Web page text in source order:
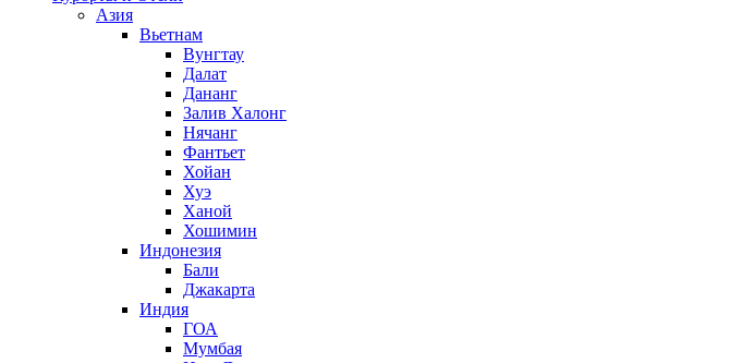
Азия
Вьетнам
Вунгтау
Далат
Дананг
Залив Халонг
Нячанг
Фантьет
Хойан
Хуэ
Ханой
Хошимин
Индонезия
Бали
Джакарта
Индия
ГОА
Мумбая